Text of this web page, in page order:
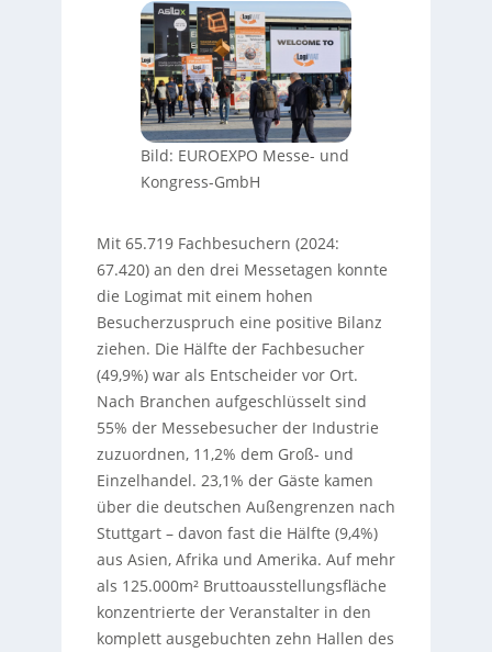
Bild: EUROEXPO Messe- und
Kongress-GmbH
Mit 65.719 Fachbesuchern (2024:
67.420) an den drei Messetagen konnte
die Logimat mit einem hohen
Besucherzuspruch eine positive Bilanz
ziehen. Die Hälfte der Fachbesucher
(49,9%) war als Entscheider vor Ort.
Nach Branchen aufgeschlüsselt sind
55% der Messebesucher der Industrie
zuzuordnen, 11,2% dem Groß- und
Einzelhandel. 23,1% der Gäste kamen
über die deutschen Außengrenzen nach
Stuttgart – davon fast die Hälfte (9,4%)
aus Asien, Afrika und Amerika. Auf mehr
als 125.000m² Bruttoausstellungsfläche
konzentrierte der Veranstalter in den
komplett ausgebuchten zehn Hallen des